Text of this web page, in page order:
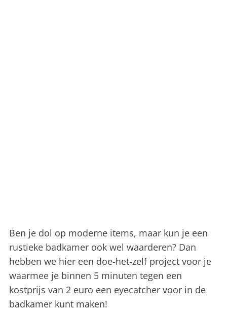
Ben je dol op moderne items, maar kun je een
rustieke badkamer ook wel waarderen? Dan
hebben we hier een doe-het-zelf project voor je
waarmee je binnen 5 minuten tegen een
kostprijs van 2 euro een eyecatcher voor in de
badkamer kunt maken!